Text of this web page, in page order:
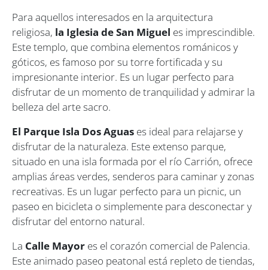
Para aquellos interesados en la arquitectura
religiosa, la Iglesia de San Miguel es imprescindible.
Este templo, que combina elementos románicos y
góticos, es famoso por su torre fortificada y su
impresionante interior. Es un lugar perfecto para
disfrutar de un momento de tranquilidad y admirar la
belleza del arte sacro.
El Parque Isla Dos Aguas es ideal para relajarse y
disfrutar de la naturaleza. Este extenso parque,
situado en una isla formada por el río Carrión, ofrece
amplias áreas verdes, senderos para caminar y zonas
recreativas. Es un lugar perfecto para un picnic, un
paseo en bicicleta o simplemente para desconectar y
disfrutar del entorno natural.
La Calle Mayor es el corazón comercial de Palencia.
Este animado paseo peatonal está repleto de tiendas,